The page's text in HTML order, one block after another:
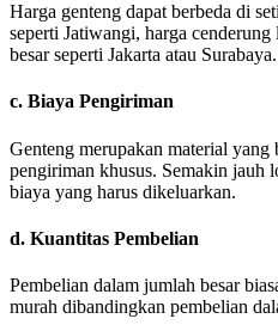
Harga genteng dapat berbeda di
seperti Jatiwangi, harga
besar seperti Jakarta atau Surabaya.
c. Biaya Pengiriman
Genteng merupakan material yang
pengiriman khusus. Semakin jauh
biaya yang harus dikeluarkan.
d. Kuantitas Pembelian
Pembelian dalam jumlah besar
murah dibandingkan pembelian